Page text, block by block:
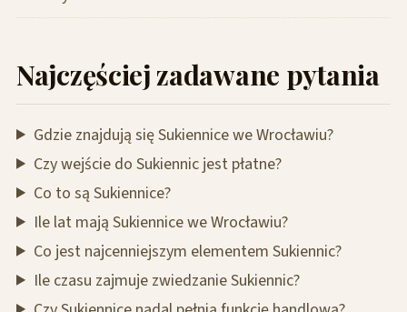
Najczęściej zadawane pytania
Gdzie znajdują się Sukiennice we Wrocławiu?
Czy wejście do Sukiennic jest płatne?
Co to są Sukiennice?
Ile lat mają Sukiennice we Wrocławiu?
Co jest najcenniejszym elementem Sukiennic?
Ile czasu zajmuje zwiedzanie Sukiennic?